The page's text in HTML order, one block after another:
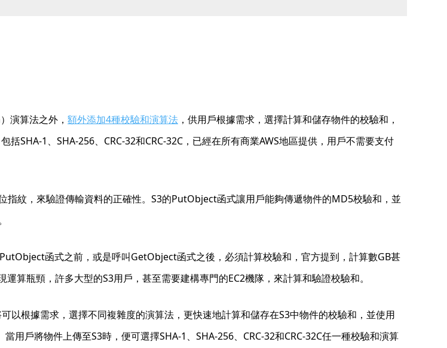
演算法之外， 額外添加4種校驗和演算法 ，供用戶根據需求，選擇計算和儲存物件的校驗和，
SHA-1、SHA-256、CRC-32和CRC-32C，已經在所有商業AWS地區提供，用戶不需要支付
紋，來驗證傳輸資料的正確性。S3的PutObject函式讓用戶能夠傳遞物件的MD5校驗和，並
函式之前，或是呼叫GetObject函式之後，必須計算校驗和，官方提到，計算數GB甚
算瓶頸，許多大型的S3用戶，甚至需要建構專門的EC2機隊，來計算和驗證校驗和。
以根據需求，選擇不同複雜度的演算法，更快速地計算和儲存在S3中物件的校驗和，並使用
用戶將物件上傳至S3時，便可選擇SHA-1、SHA-256、CRC-32和CRC-32C任一種校驗和演算